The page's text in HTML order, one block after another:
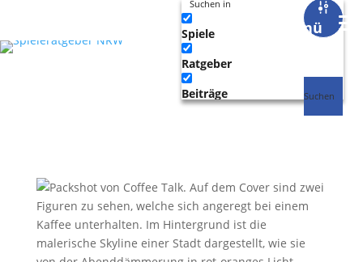
Suchen
Suchen in
Spiele
Ratgeber
Beiträge
Menü